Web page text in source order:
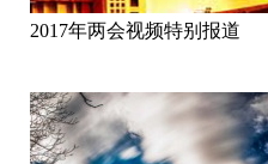
2017年两会视频特别报道